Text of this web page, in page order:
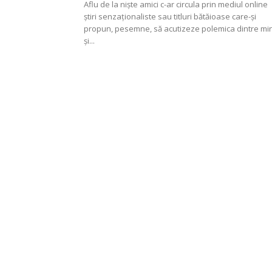
Aflu de la niște amici c-ar circula prin mediul online
știri senzaționaliste sau titluri bătăioase care-și
propun, pesemne, să acutizeze polemica dintre
și...